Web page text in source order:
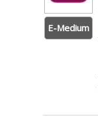
E-Medium